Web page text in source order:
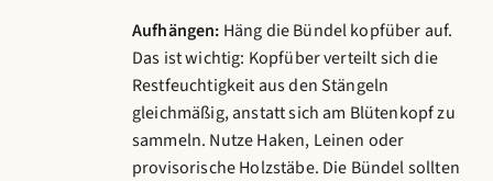
Aufhängen: Häng die Bündel kopfüber auf.
Das ist wichtig: Kopfüber verteilt sich die
Restfeuchtigkeit aus den Stängeln
gleichmäßig, anstatt sich am Blütenkopf zu
sammeln. Nutze Haken, Leinen oder
provisorische Holzstäbe. Die Bündel sollten